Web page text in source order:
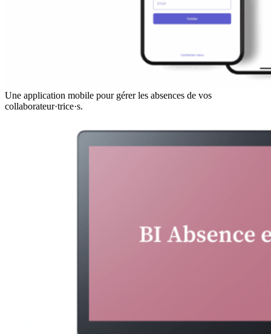
Une application mobile pour gérer les absences de vos
collaborateur·trice·s.